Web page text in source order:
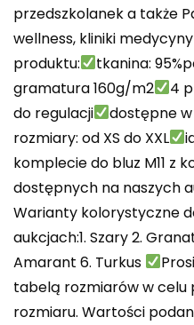
przedszkolanek a także
wellness, kliniki
produktu:
tkanina:
gramatura 160g/m2
4
do regulacji
dostępne
rozmiary: od XS do XXL
komplecie do bluz M11 z
dostępnych na naszych
Warianty kolorystyczne
aukcjach:1. Szary 2.
Amarant 6. Turkus
tabelą rozmiarów w
rozmiaru. Wartości